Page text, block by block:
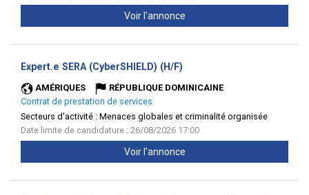
Voir l'annonce
Expert.e SERA (CyberSHIELD) (H/F)
AMÉRIQUES
RÉPUBLIQUE DOMINICAINE
Contrat de prestation de services
Secteurs d'activité : Menaces globales et criminalité organisée
Date limite de candidature : 26/08/2026 17:00
Voir l'annonce